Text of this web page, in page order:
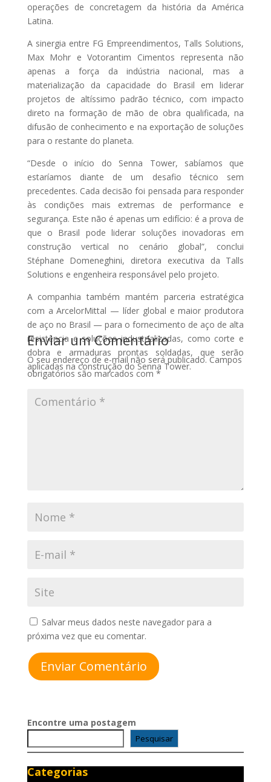
operações de concretagem da história da América
Latina.
A sinergia entre FG Empreendimentos, Talls Solutions,
Max Mohr e Votorantim Cimentos representa não
apenas a força da indústria nacional, mas a
materialização da capacidade do Brasil em liderar
projetos de altíssimo padrão técnico, com impacto
direto na formação de mão de obra qualificada, na
difusão de conhecimento e na exportação de soluções
para o restante do planeta.
“Desde o início do Senna Tower, sabíamos que
estaríamos diante de um desafio técnico sem
precedentes. Cada decisão foi pensada para responder
às condições mais extremas de performance e
segurança. Este não é apenas um edifício: é a prova de
que o Brasil pode liderar soluções inovadoras em
construção vertical no cenário global”, conclui
Stéphane Domeneghini, diretora executiva da Talls
Solutions e engenheira responsável pelo projeto.
A companhia também mantém parceria estratégica
com a ArcelorMittal — líder global e maior produtora
de aço no Brasil — para o fornecimento de aço de alta
resistência e soluções industrializadas, como corte e
dobra e armaduras prontas soldadas, que serão
aplicadas na construção do Senna Tower.
Enviar um Comentário
O seu endereço de e-mail não será publicado. Campos
obrigatórios são marcados com*
Salvar meus dados neste navegador para a
próxima vez que eu comentar.
Enviar Comentário
Encontre uma postagem
Pesquisar
Categorias